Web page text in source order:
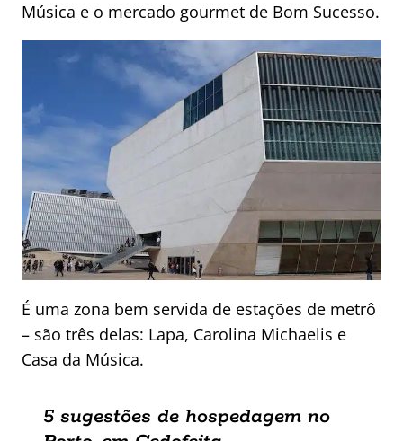
Música e o mercado gourmet de Bom Sucesso.
É uma zona bem servida de estações de metrô
– são três delas: Lapa, Carolina Michaelis e
Casa da Música.
5 sugestões de hospedagem no